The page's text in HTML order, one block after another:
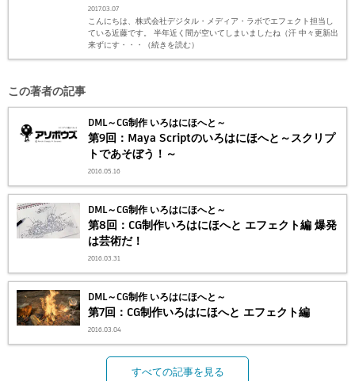
2017.03.07
こんにちは、株式会社デジタル・メディア・ラボでエフェクト担当し
ている近藤です。 半年近く間が空いてしまいましたね（汗 中々更新出
来ずにす・・・（続きを読む）
この著者の記事
DML～CG制作 いろはにほへと～
第9回：Maya Scriptのいろはにほへと～スクリプ
トであそぼう！～
2016.05.16
DML～CG制作 いろはにほへと～
第8回：CG制作いろはにほへと エフェクト編 爆発
は芸術だ！
2016.03.31
DML～CG制作 いろはにほへと～
第7回：CG制作いろはにほへと エフェクト編
2016.03.04
すべての記事を見る